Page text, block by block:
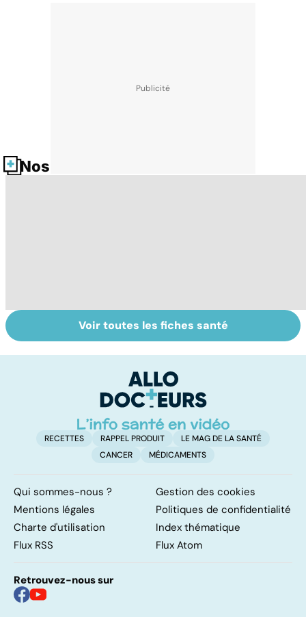
Nos fiches santé
Mediator® : le
début d'une
Tout savoir sur
les infections
Voir toutes les fiches santé
RECETTES RAPPEL PRODUIT
LE MAG DE LA SANTÉ
CANCER
MÉDICAMENTS
Qui sommes-nous ?
Gestion des cookies
Mentions légales
Politiques de confidentialité
Charte d'utilisation
Index thématique
Flux RSS
Flux Atom
Retrouvez-nous sur